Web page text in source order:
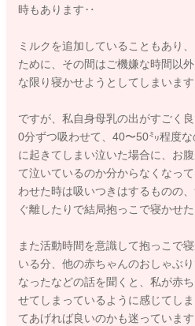
時もあります‥
ミルクを追加していることもあり
ために、その間はご機嫌な時間以
な限り寝かせようとしてしまいます
ですが、私自身母乳の出がすごく
0分ずつ吸わせて、40〜50㍉程度
に起きてしまい泣いた場合に、お
て泣いているのか分からなくなっ
わせた時は吸いつきはするものの
ぐ離したりで結局抱っこで寝かせた
また活動時間を意識して抱っこで
いる分、他の赤ちゃんのおしゃぶ
なったなどの話を聞くと、私が赤
せてしまっているように感じてし
てあげれば良いのかも迷っていま